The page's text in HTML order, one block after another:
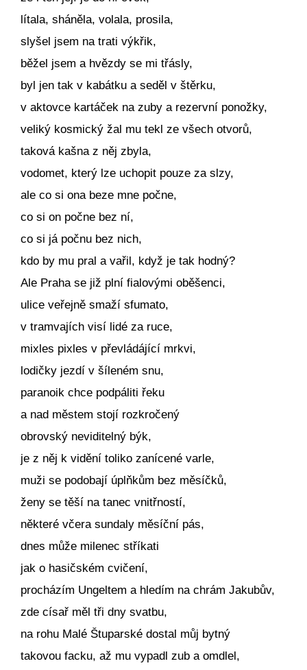
lítala, sháněla, volala, prosila,
slyšel jsem na trati výkřik,
běžel jsem a hvězdy se mi třásly,
byl jen tak v kabátku a seděl v štěrku,
v aktovce kartáček na zuby a rezervní ponožky,
veliký kosmický žal mu tekl ze všech otvorů,
taková kašna z něj zbyla,
vodomet, který lze uchopit pouze za slzy,
ale co si ona beze mne počne,
co si on počne bez ní,
co si já počnu bez nich,
kdo by mu pral a vařil, když je tak hodný?
Ale Praha se již plní fialovými oběšenci,
ulice veřejně smaží sfumato,
v tramvajích visí lidé za ruce,
mixles pixles v převládájící mrkvi,
lodičky jezdí v šíleném snu,
paranoik chce podpáliti řeku
a nad městem stojí rozkročený
obrovský neviditelný býk,
je z něj k vidění toliko zanícené varle,
muži se podobají úplňkům bez měsíčků,
ženy se těší na tanec vnitřností,
některé včera sundaly měsíční pás,
dnes může milenec stříkati
jak o hasičském cvičení,
procházím Ungeltem a hledím na chrám Jakubův,
zde císař měl tři dny svatbu,
na rohu Malé Štuparské dostal můj bytný
takovou facku, až mu vypadl zub a omdlel,